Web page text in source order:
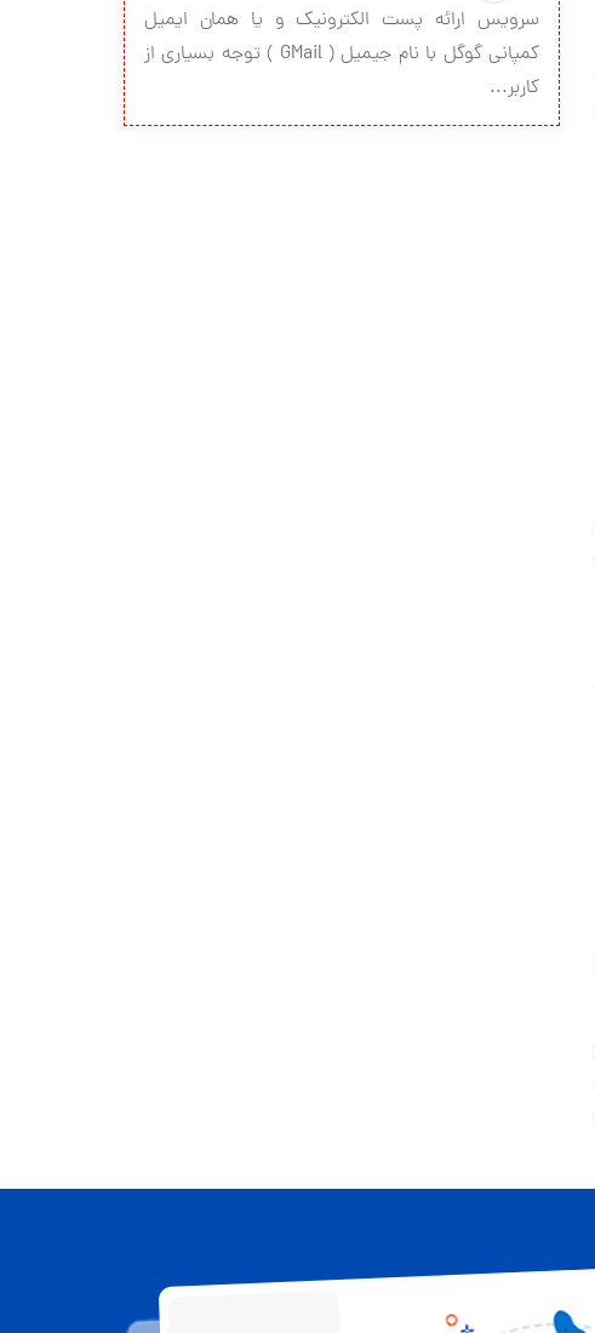
سرویس ارائه پست الکترونیک و یا همان ایمیل
کمپانی گوگل با نام جیمیل ( GMail ) توجه بسیاری از
کاربر...